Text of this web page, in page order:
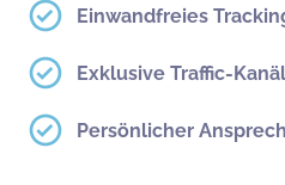
Einwandfreies
Exklusive Traffic-
Persönlicher